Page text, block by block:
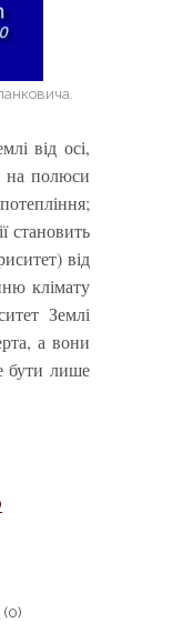
від осі,
на полюси
становить
від
клімату
Землі
а вони
бути лише
(0)